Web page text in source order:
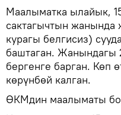
Маалыматка ылайык,
сактагычтын
курагы белгисиз)
баштаган. Жанындагы
бергенге барган. Көп
көрүнбөй калган.
ӨКМдин маалыматы